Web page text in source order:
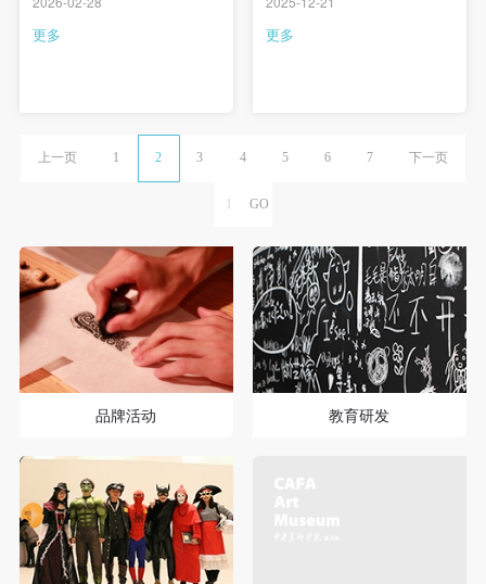
更多 更多
上一页 1 2 3 4 5 6 7 下一页
品牌活动 教育研发